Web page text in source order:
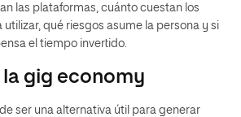
las plataformas, cuánto cuestan los
utilizar, qué riesgos asume la persona y si
el tiempo invertido.
la gig economy
ser una alternativa útil para generar